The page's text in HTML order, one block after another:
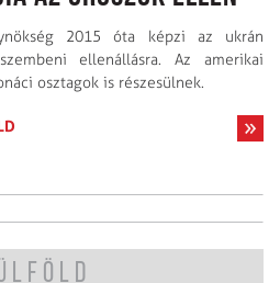
2015 óta képzi az ukrán
ellenállásra. Az amerikai
osztagok is részesülnek.